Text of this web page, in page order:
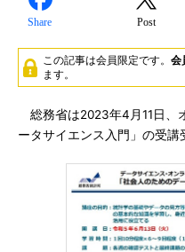
Share Post
この記事は会員限定です。 会
ます。
総務省は2023年4月11日、
ータサイエンス入門」の受講